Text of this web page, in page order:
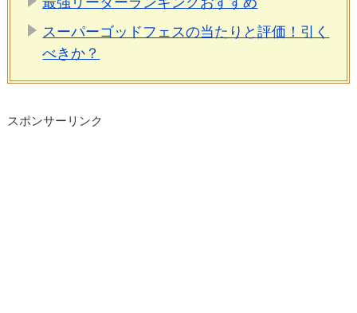
スーパーゴッドフェスの当たりと評価！引く
べきか？
スポンサーリンク